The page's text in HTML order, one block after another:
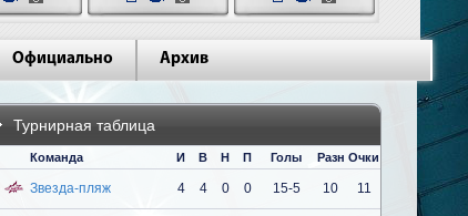
Официально Архив
Турнирная таблица
Команда И В Н П Голы Разн Очки
Звезда-пляж 4 4 0 0 15-5 10 11